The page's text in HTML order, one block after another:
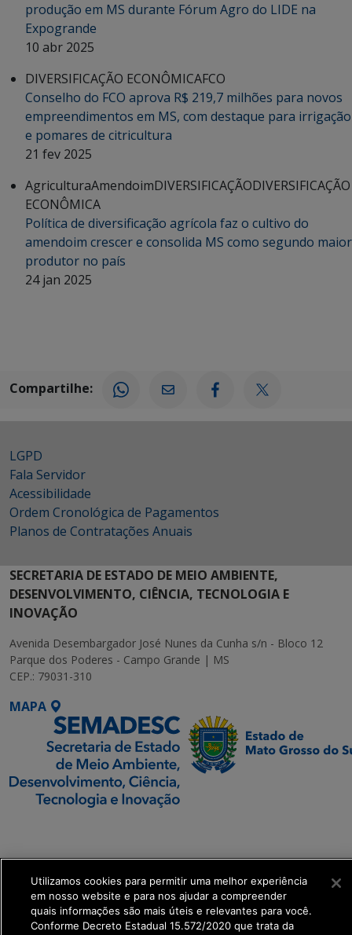
produção em MS durante Fórum Agro do LIDE na
Expogrande
10 abr 2025
DIVERSIFICAÇÃO ECONÔMICAFCO
Conselho do FCO aprova R$ 219,7 milhões para novos
empreendimentos em MS, com destaque para irrigação
e pomares de citricultura
21 fev 2025
AgriculturaAmendoimDIVERSIFICAÇÃODIVERSIFICAÇÃO
ECONÔMICA
Política de diversificação agrícola faz o cultivo do
amendoim crescer e consolida MS como segundo maior
produtor no país
24 jan 2025
Compartilhe:
LGPD
Fala Servidor
Acessibilidade
Ordem Cronológica de Pagamentos
Planos de Contratações Anuais
SECRETARIA DE ESTADO DE MEIO AMBIENTE,
DESENVOLVIMENTO, CIÊNCIA, TECNOLOGIA E
INOVAÇÃO
Avenida Desembargador José Nunes da Cunha s/n - Bloco 12
Parque dos Poderes - Campo Grande | MS
CEP.: 79031-310
MAPA
Transformação Digital
get_footer();
Utilizamos cookies para permitir uma melhor experiência
em nosso website e para nos ajudar a compreender
quais informações são mais úteis e relevantes para você.
Conforme Decreto Estadual 15.572/2020 que trata da